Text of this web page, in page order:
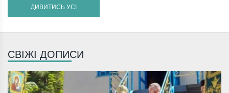
ДИВИТИСЬ УСІ
СВІЖІ ДОПИСИ